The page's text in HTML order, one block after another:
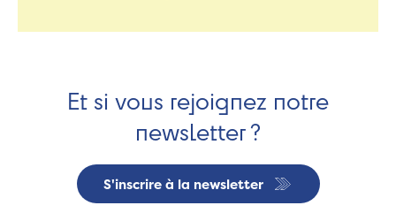
Et si vous rejoignez notre
newsletter ?
S'inscrire à la newsletter